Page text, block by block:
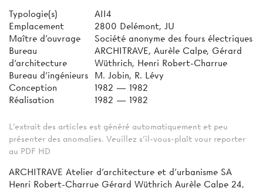
Typologie(s)
AII4
Emplacement
2800 Delémont, JU
Maître d'ouvrage
Société anonyme des fours électriques
Bureau
d'architecture
ARCHITRAVE, Aurèle Calpe, Gérard
Wüthrich, Henri Robert-Charrue
Bureau d'ingénieurs
M. Jobin, R. Lévy
Conception
1982 — 1982
Réalisation
1982 — 1982
L'extrait des articles est généré automatiquement et peu
présenter des anomalies. Veuillez s'il-vous-plaît vour reporter
au PDF HD
ARCHITRAVE Atelier d'architecture et d’urbanisme SA
Henri Robert-Charrue Gérard Wüthrich Aurèle Calpe 24,